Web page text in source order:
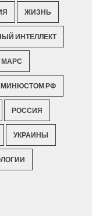
ЖИЗНЬ
ИНТЕЛЛЕКТ
МАРС
МИНЮСТОМ РФ
РОССИЯ
УКРАИНЫ